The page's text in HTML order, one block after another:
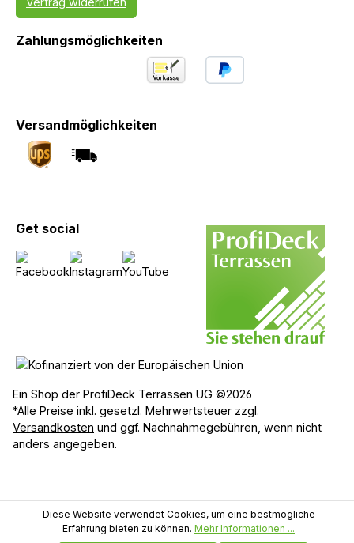
Zahlungsmöglichkeiten
Versandmöglichkeiten
Get social
Ein Shop der ProfiDeck Terrassen UG ©2026
*Alle Preise inkl. gesetzl. Mehrwertsteuer zzgl.
Versandkosten und ggf. Nachnahmegebühren, wenn nicht
anders angegeben.
Diese Website verwendet Cookies, um eine bestmögliche
Erfahrung bieten zu können. Mehr Informationen ...